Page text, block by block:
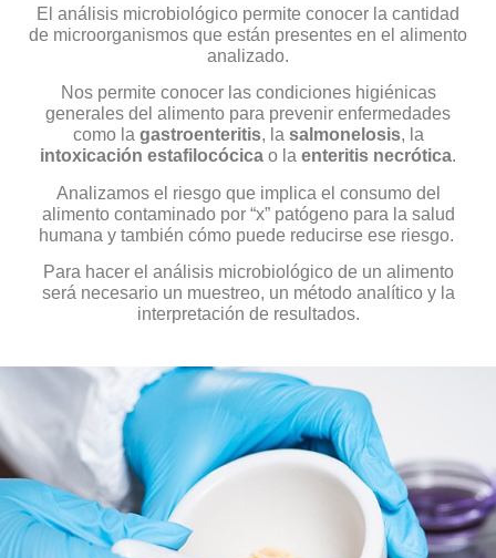
El análisis microbiológico permite conocer la cantidad
de microorganismos que están presentes en el alimento
analizado.
Nos permite conocer las condiciones higiénicas
generales del alimento para prevenir enfermedades
como la gastroenteritis, la salmonelosis, la
intoxicación estafilocócica o la enteritis necrótica.
Analizamos el riesgo que implica el consumo del
alimento contaminado por “x” patógeno para la salud
humana y también cómo puede reducirse ese riesgo.
Para hacer el análisis microbiológico de un alimento
será necesario un muestreo, un método analítico y la
interpretación de resultados.